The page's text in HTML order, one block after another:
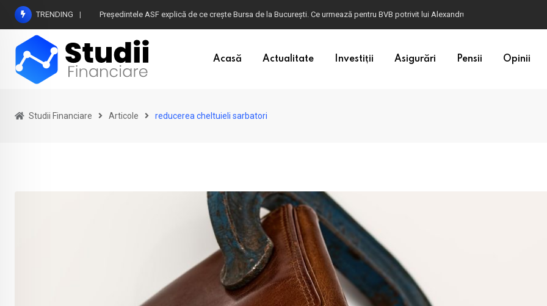
Skip
content
TRENDING Președintele ASF explică de ce crește Bursa de la București. Ce urmează pentru BVB potrivit lui Alexandru Petrescu
Acasă Actualitate Investiții Asigurări Pensii Opinii
Studii Financiare Articole reducerea cheltuieli sarbatori